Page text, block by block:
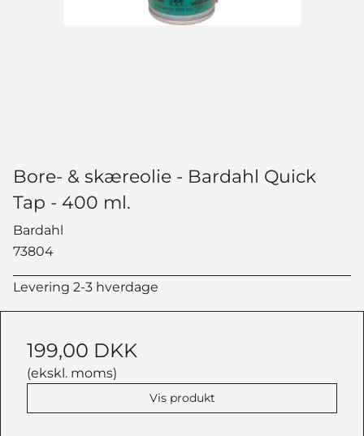
Bore- & skæreolie - Bardahl Quick
Tap - 400 ml.
Bardahl
73804
Levering 2-3 hverdage
199,00 DKK
(ekskl. moms)
Vis produkt